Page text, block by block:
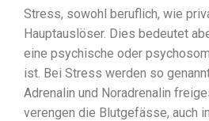
Stress, sowohl beruflich, wie
Hauptauslöser. Dies bedeutet
eine psychische oder
ist. Bei Stress werden so
Adrenalin und Noradrenalin
verengen die Blutgefässe, auch